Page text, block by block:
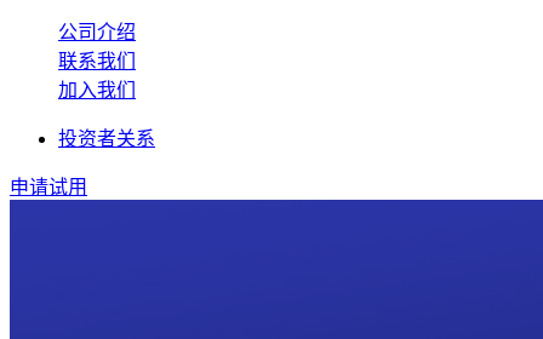
公司介绍
联系我们
加入我们
投资者关系
申请试用